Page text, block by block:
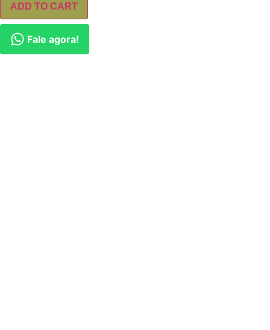
ADD TO CART
Fale agora!